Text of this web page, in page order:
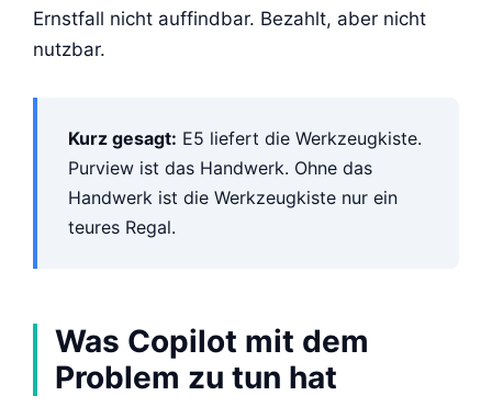
Ernstfall nicht auffindbar. Bezahlt, aber nicht
nutzbar.
Kurz gesagt: E5 liefert die Werkzeugkiste.
Purview ist das Handwerk. Ohne das
Handwerk ist die Werkzeugkiste nur ein
teures Regal.
Was Copilot mit dem
Problem zu tun hat